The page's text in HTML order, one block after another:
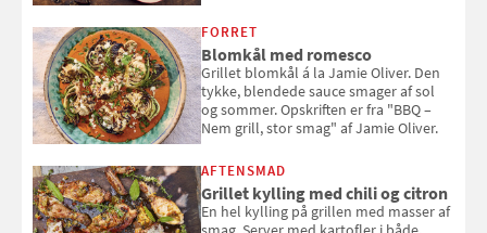
smag" af Jamie Oliver.
FORRET
Blomkål med romesco
Grillet blomkål á la Jamie Oliver. Den
tykke, blendede sauce smager af sol
og sommer. Opskriften er fra "BBQ –
Nem grill, stor smag" af Jamie Oliver.
AFTENSMAD
Grillet kylling med chili og citron
En hel kylling på grillen med masser af